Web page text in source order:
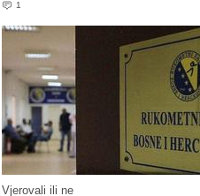
1
Vjerovali ili ne